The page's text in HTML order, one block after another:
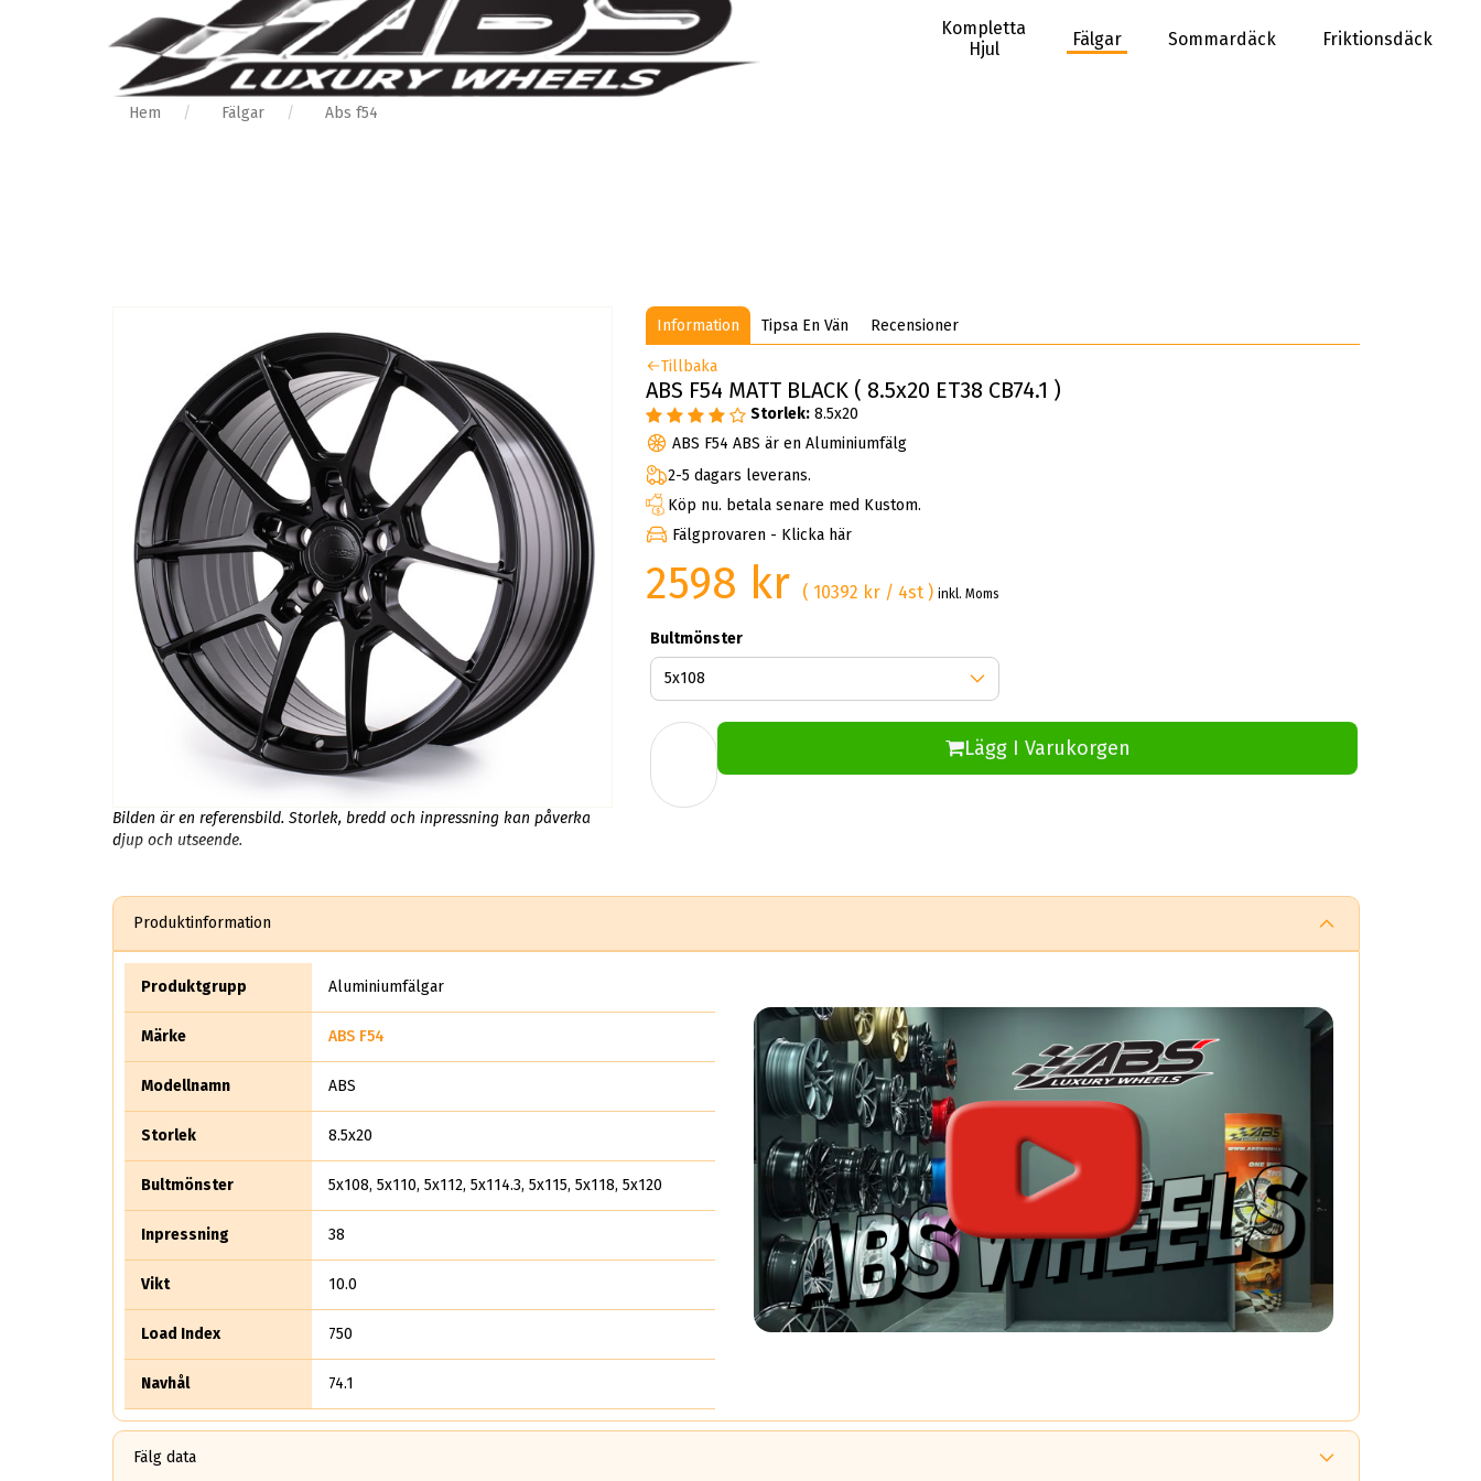
Kompletta
Hjul
Fälgar Sommardäck Friktionsdäck
Hem Fälgar Abs f54
Bilden är en referensbild. Storlek, bredd och inpressning kan påverka
djup och utseende.
Information Tipsa En Vän Recensioner
Tillbaka
ABS F54 MATT BLACK ( 8.5x20 ET38 CB74.1 )
Storlek: 8.5x20
ABS F54 ABS är en Aluminiumfälg
2-5 dagars leverans.
Köp nu. betala senare med Kustom.
Fälgprovaren - Klicka här
2598 kr ( 10392 kr / 4st )inkl. Moms
Bultmönster
Lägg I Varukorgen
Produktinformation
Produktgrupp Aluminiumfälgar
Märke ABS F54
Modellnamn ABS
Storlek 8.5x20
Bultmönster 5x108, 5x110, 5x112, 5x114.3, 5x115, 5x118, 5x120
Inpressning 38
Vikt 10.0
Load Index 750
Navhål 74.1
Fälg data